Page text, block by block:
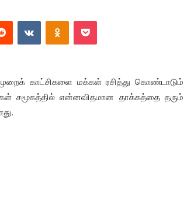
Reddit VKontakteOdnoklassniki
Pocket
காட்சிகளை மக்கள் ரசித்து கொண்டாடும்
சமூகத்தில் என்னவிதமான தாக்கத்தை தரும்